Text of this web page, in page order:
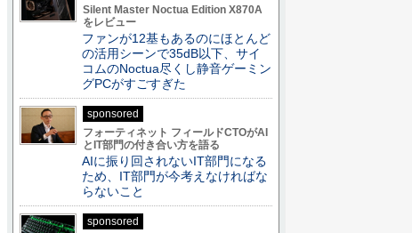
Silent Master Noctua Edition X870A
をレビュー
ファンが12基もあるのにほとんど
の活用シーンで35dB以下、サイ
コムのNoctua尽くし静音ゲーミン
グPCがすごすぎた
sponsored
フォーティネット フィールドCTOがAI
とIT部門の付き合い方を語る
AIに振り回されないIT部門になる
ため、IT部門が今考えなければな
らないこと
sponsored